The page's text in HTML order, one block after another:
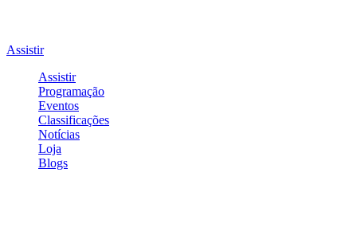
Assistir
Assistir
Programação
Eventos
Classificações
Notícias
Loja
Blogs